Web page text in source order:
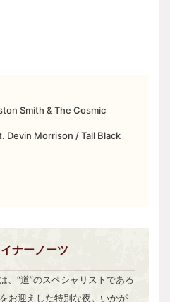
Smith & The Cosmic
Devin Morrison / Tall Black
ナーノーツ
、“道”のスペシャリストである
お迎えした特別な夜。いかが